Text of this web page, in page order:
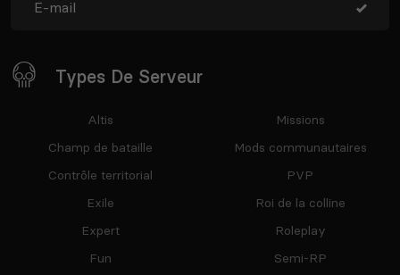
Types De Serveur
Altis
Champ de bataille
Contrôle territorial
Exile
Expert
Fun
Missions
Mods communautaires
PVP
Roi de la colline
Roleplay
Semi-RP